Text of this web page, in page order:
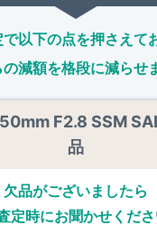
以下の点を押さえて
減額を格段に減らせ
F2.8 SSM
品
欠品がございましたら
定時にお聞かせくださ